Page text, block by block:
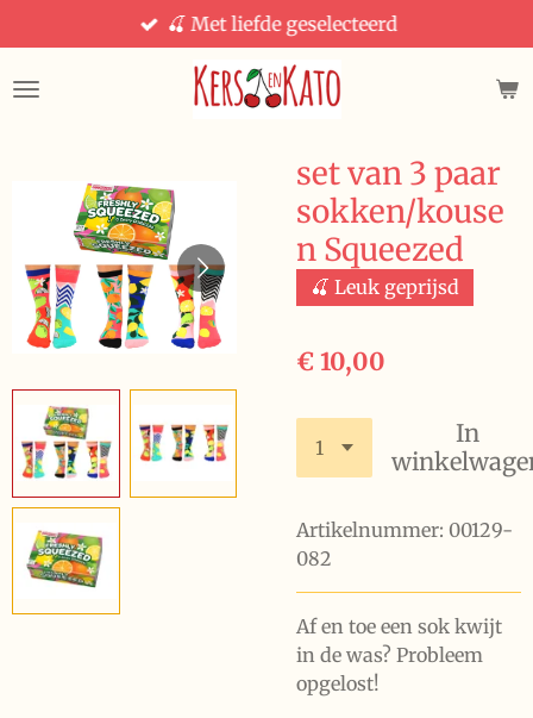
direct
naar
🍒 Met liefde geselecteerd
set van 3 paar
sokken/kouse
n Squeezed
🍒 Leuk geprijsd
€ 10,00
In
Artikelnummer: 00129-
082
Af en toe een sok kwijt
in de was? Probleem
opgelost!